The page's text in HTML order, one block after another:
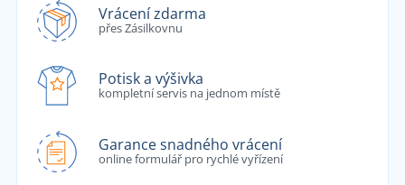
Vrácení zdarma
přes Zásilkovnu
Potisk a výšivka
kompletní servis na jednom místě
Garance snadného vrácení
online formulář pro rychlé vyřízení